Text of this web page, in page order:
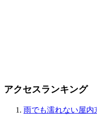
アクセスランキング
雨でも濡れない屋内